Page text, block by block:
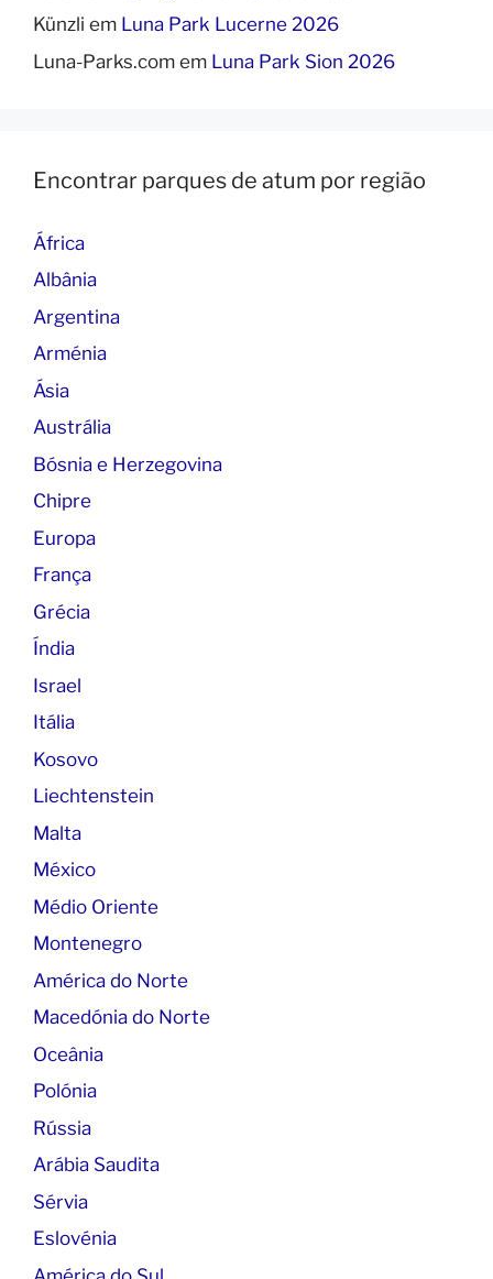
Künzli em Luna Park Lucerne 2026
Luna-Parks.com em Luna Park Sion 2026
Encontrar parques de atum por região
África
Albânia
Argentina
Arménia
Ásia
Austrália
Bósnia e Herzegovina
Chipre
Europa
França
Grécia
Índia
Israel
Itália
Kosovo
Liechtenstein
Malta
México
Médio Oriente
Montenegro
América do Norte
Macedónia do Norte
Oceânia
Polónia
Rússia
Arábia Saudita
Sérvia
Eslovénia